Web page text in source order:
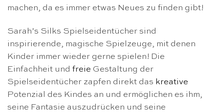
machen, da es immer etwas Neues zu finden gibt!
Sarah’s Silks Spielseidentücher sind
inspirierende, magische Spielzeuge, mit denen
Kinder immer wieder gerne spielen! Die
Einfachheit und freie Gestaltung der
Spielseidentücher zapfen direkt das kreative
Potenzial des Kindes an und ermöglichen es ihm,
seine Fantasie auszudrücken und seine